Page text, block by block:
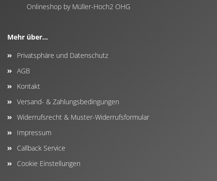
Onlineshop by Müller-Hoch2 OHG
Mehr über...
Privatsphäre und Datenschutz
AGB
Kontakt
Versand- & Zahlungsbedingungen
Widerrufsrecht & Muster-Widerrufsformular
Impressum
Callback Service
Cookie Einstellungen